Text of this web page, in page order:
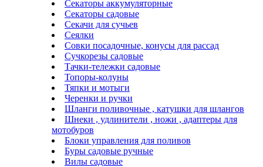
Секаторы аккумуляторные
Секаторы садовые
Секачи для сучьев
Сеялки
Совки посадочные, конусы для рассад
Сучкорезы садовые
Тачки-тележки садовые
Топоры-колуны
Тяпки и мотыги
Черенки и ручки
Шланги поливочные , катушки для шлангов
Шнеки , удлинители , ножи , адаптеры для
мотобуров
Блоки управления для поливов
Буры садовые ручные
Вилы садовые